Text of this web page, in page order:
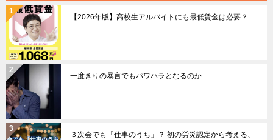
【2026年版】高校生アルバイトにも最低賃金は必要？
一度きりの暴言でもパワハラとなるのか
３次会でも「仕事のうち」？ 初の労災認定から考える、